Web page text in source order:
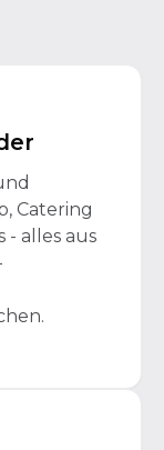
Catering
alles aus